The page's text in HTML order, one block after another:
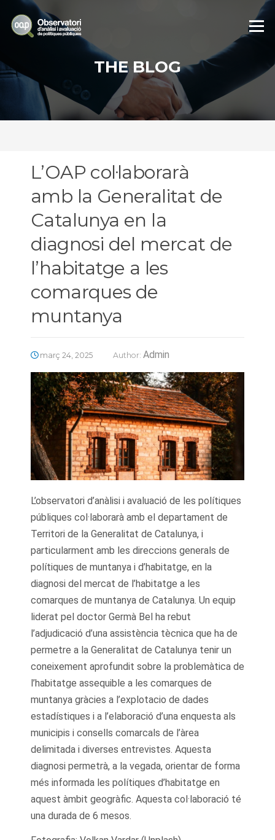
content
Menu
THE BLOG
L’OAP col·laborarà
amb la Generalitat de
Catalunya en la
diagnosi del mercat de
l’habitatge a les
comarques de
muntanya
març 24, 2025 Author: Admin
L’observatori d’anàlisi i avaluació de les polítiques
públiques col·laborarà amb el departament de
Territori de la Generalitat de Catalunya, i
particularment amb les direccions generals de
polítiques de muntanya i d’habitatge, en la
diagnosi del mercat de l’habitatge a les
comarques de muntanya de Catalunya. Un equip
liderat pel doctor Germà Bel ha rebut
l’adjudicació d’una assistència tècnica que ha de
permetre a la Generalitat de Catalunya tenir un
coneixement aprofundit sobre la problemàtica de
l’habitatge assequible a les comarques de
muntanya gràcies a l’explotacio de dades
estadístiques i a l’elaboració d’una enquesta als
municipis i consells comarcals de l’àrea
delimitada i diverses entrevistes. Aquesta
diagnosi permetrà, a la vegada, orientar de forma
més informada les polítiques d’habitatge en
aquest àmbit geogràfic. Aquesta col·laboració té
una durada de 6 mesos.